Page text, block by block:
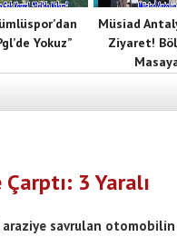
Yokuz”
Müsiad
Ziyaret!
3 Yaralı
araziye savrulan